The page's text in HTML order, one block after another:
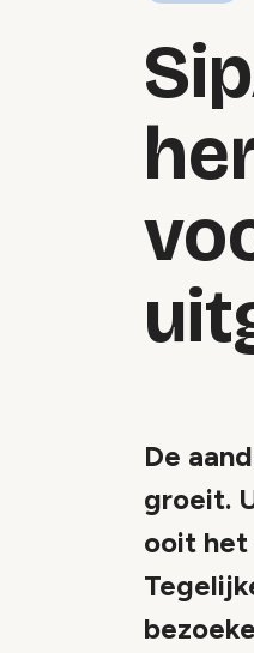
De
groeit.
ooit het